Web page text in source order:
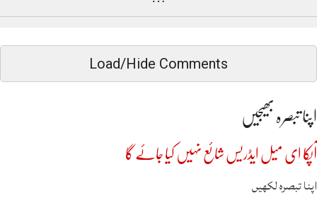
Load/Hide Comments
اپنا تبصرہ بھیجیں
آپکا ای میل ایڈریس شائع نہیں کیا جائے گا
اپنا تبصرہ لکھیں